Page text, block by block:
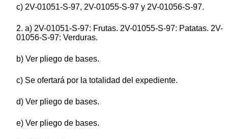
c) 2V-01051-S-97, 2V-01055-S-97 y 2V-01056-S-97.
2. a) 2V-01051-S-97: Frutas. 2V-01055-S-97: Patatas. 2V-
01056-S-97: Verduras.
b) Ver pliego de bases.
c) Se ofertará por la totalidad del expediente.
d) Ver pliego de bases.
e) Ver pliego de bases.